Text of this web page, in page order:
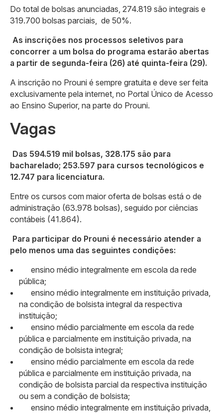
Do total de bolsas anunciadas, 274.819 são integrais e
319.700 bolsas parciais, de 50%.
As inscrições nos processos seletivos para
concorrer a um bolsa do programa estarão abertas
a partir de segunda-feira (26) até quinta-feira (29).
A inscrição no Prouni é sempre gratuita e deve ser feita
exclusivamente pela internet, no Portal Único de Acesso
ao Ensino Superior, na parte do Prouni.
Vagas
Das 594.519 mil bolsas, 328.175 são para
bacharelado; 253.597 para cursos tecnológicos e
12.747 para licenciatura.
Entre os cursos com maior oferta de bolsas está o de
administração (63.978 bolsas), seguido por ciências
contábeis (41.864).
Para participar do Prouni é necessário atender a
pelo menos uma das seguintes condições:
ensino médio integralmente em escola da rede
pública;
ensino médio integralmente em instituição privada,
na condição de bolsista integral da respectiva
instituição;
ensino médio parcialmente em escola da rede
pública e parcialmente em instituição privada, na
condição de bolsista integral;
ensino médio parcialmente em escola da rede
pública e parcialmente em instituição privada, na
condição de bolsista parcial da respectiva instituição
ou sem a condição de bolsista;
ensino médio integralmente em instituição privada,